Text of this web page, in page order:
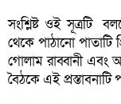
সংশ্লিষ্ট ওই সূত্রটি
থেকে পাঠানো পাতাটি
গোলাম রাব্বানী এবং
বৈঠকে এই